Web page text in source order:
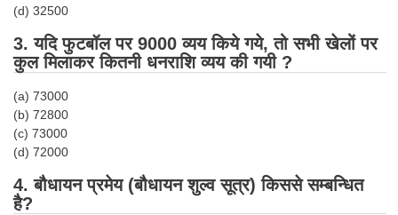
Study Kit for CGL Tier-1
CGL Trend Analysis
SSC CGL FREE EBOOK
SSC CGL Results
CHSL
(d) 32500
3. यदिफुटबॉलपर 9000 व्यय किये गये, तो सभी खेलों पर
कुल मिलाकर कितनी धनराशि व्यय की गयी ?
(a) 73000
(b) 72800
(c) 73000
(d) 72000
4. बौधायन प्रमेय (बौधायन शुल्व सूत्र) किससे सम्बन्धित
है?